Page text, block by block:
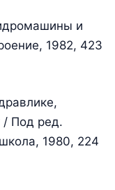
и
1982, 423
/ Под ред.
1980, 224